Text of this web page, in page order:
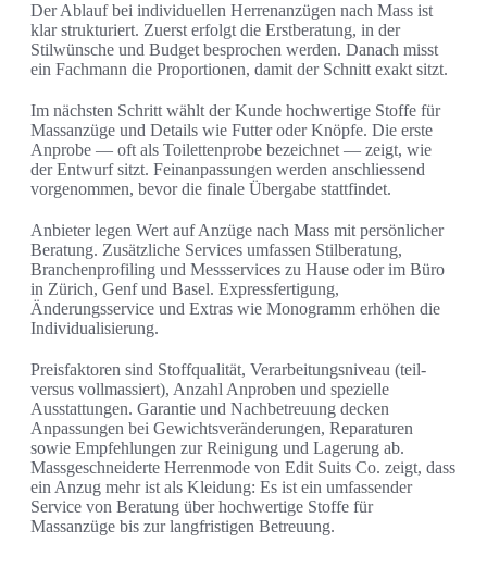
Der Ablauf bei individuellen Herrenanzügen nach Mass ist
klar strukturiert. Zuerst erfolgt die Erstberatung, in der
Stilwünsche und Budget besprochen werden. Danach misst
ein Fachmann die Proportionen, damit der Schnitt exakt sitzt.
Im nächsten Schritt wählt der Kunde hochwertige Stoffe für
Massanzüge und Details wie Futter oder Knöpfe. Die erste
Anprobe — oft als Toilettenprobe bezeichnet — zeigt, wie
der Entwurf sitzt. Feinanpassungen werden anschliessend
vorgenommen, bevor die finale Übergabe stattfindet.
Anbieter legen Wert auf Anzüge nach Mass mit persönlicher
Beratung. Zusätzliche Services umfassen Stilberatung,
Branchenprofiling und Messservices zu Hause oder im Büro
in Zürich, Genf und Basel. Expressfertigung,
Änderungsservice und Extras wie Monogramm erhöhen die
Individualisierung.
Preisfaktoren sind Stoffqualität, Verarbeitungsniveau (teil-
versus vollmassiert), Anzahl Anproben und spezielle
Ausstattungen. Garantie und Nachbetreuung decken
Anpassungen bei Gewichtsveränderungen, Reparaturen
sowie Empfehlungen zur Reinigung und Lagerung ab.
Massgeschneiderte Herrenmode von Edit Suits Co. zeigt, dass
ein Anzug mehr ist als Kleidung: Es ist ein umfassender
Service von Beratung über hochwertige Stoffe für
Massanzüge bis zur langfristigen Betreuung.